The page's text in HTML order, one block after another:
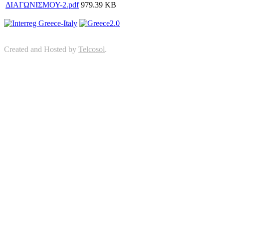
ΔΙΑΓΩΝΙΣΜΟΥ-2.pdf 979.39 KB
Created and Hosted by Telcosol.